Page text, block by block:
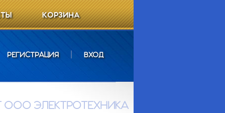
КОРЗИНА
РЕГИСТРАЦИЯ ВХОД
ЭЛЕКТРОТЕХНИКА